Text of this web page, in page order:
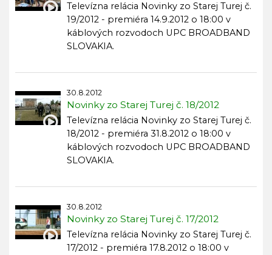
Televízna relácia Novinky zo Starej Turej č.
19/2012 - premiéra 14.9.2012 o 18:00 v
káblových rozvodoch UPC BROADBAND
SLOVAKIA.
30.8.2012
Novinky zo Starej Turej č. 18/2012
Televízna relácia Novinky zo Starej Turej č.
18/2012 - premiéra 31.8.2012 o 18:00 v
káblových rozvodoch UPC BROADBAND
SLOVAKIA.
30.8.2012
Novinky zo Starej Turej č. 17/2012
Televízna relácia Novinky zo Starej Turej č.
17/2012 - premiéra 17.8.2012 o 18:00 v